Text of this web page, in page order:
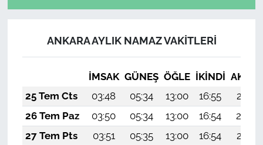
ANKARA AYLIK NAMAZ VAKITLERI
İMSAK GÜNEŞ ÖĞLE İKINDI
25 Tem Cts
03:48 05:34 13:00 16:55
20:17
26 Tem Paz
03:50 05:34 13:00 16:54
20:16
27 Tem Pts
03:51 05:35 13:00 16:54
20:15